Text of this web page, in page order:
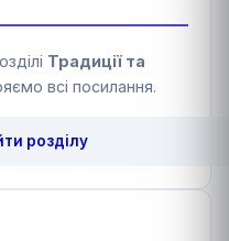
Традиції та
всі посилання.
розділу